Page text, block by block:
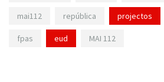
mai112 república projectos
fpas eud MAI 112